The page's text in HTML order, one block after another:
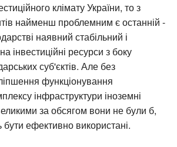
клімату України, то з
найменш проблемним є останній -
наявний стабільний і
інвестиційні ресурси з боку
суб'єктів. Але без
функціонування
інфраструктури іноземні
за обсягом вони не були б,
ефективно використані.